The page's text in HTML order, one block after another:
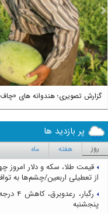
گزارش تصویری؛ هندوانه های
Next
پر بازدید ها
روز هفته ماه
از تعطیلی اربعین/چشم‌ها به
پنجشنبه